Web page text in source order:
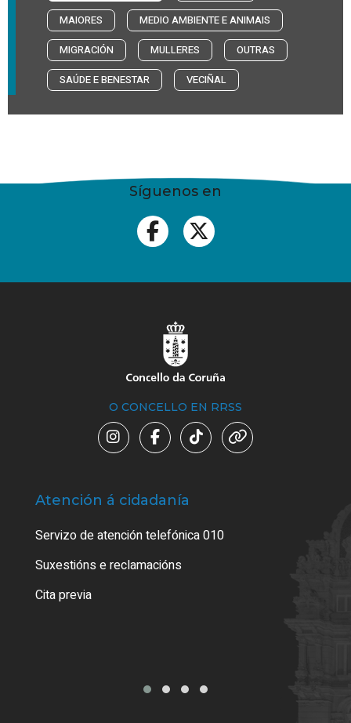
MAIORES
MEDIO AMBIENTE E ANIMAIS
MIGRACIÓN
MULLERES
OUTRAS
SAÚDE E BENESTAR
VECIÑAL
Síguenos en
O CONCELLO EN RRSS
Atención á cidadanía
Servizo de atención telefónica 010
Suxestións e reclamacións
Cita previa